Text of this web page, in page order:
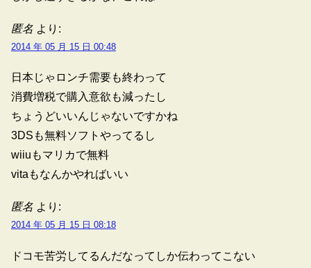
匿名 より:
2014 年 05 月 15 日 00:48
日本じゃロンチ需要も終わって
消費増税で購入意欲も減ったし
ちょうどいいんじゃないですかね
3DSも無料ソフトやってるし
wiiuもマリカで無料
vitaもなんかやればいい
匿名 より:
2014 年 05 月 15 日 08:18
ドコモ苦労してるんだなってしか伝わってこない